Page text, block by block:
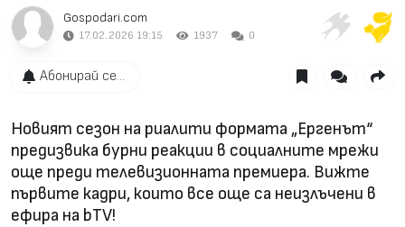
Gospodari.com
17.02.2026 19:15 1937 0
Абонирай се...
Новият сезон на риалити формата „Ергенът“
предизвика бурни реакции в социалните мрежи
още преди телевизионната премиера. Вижте
първите кадри, които все още са неизлъчени в
ефира на bTV!